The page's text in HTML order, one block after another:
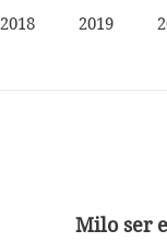
2018 2019
Milo ser